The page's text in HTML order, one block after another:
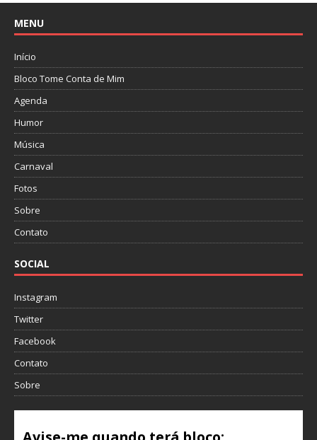
MENU
Início
Bloco Tome Conta de Mim
Agenda
Humor
Música
Carnaval
Fotos
Sobre
Contato
SOCIAL
Instagram
Twitter
Facebook
Contato
Sobre